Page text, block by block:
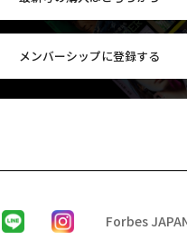
メンバーシップに登録する
Forbes